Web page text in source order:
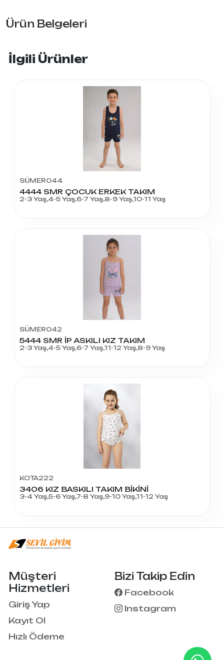
Ürün Belgeleri
İlgili Ürünler
SÜMER044
4444 SMR ÇOCUK ERKEK TAKIM
2-3 Yaş,4-5 Yaş,6-7 Yaş,8-9 Yaş,10-11 Yaş
SÜMER042
5444 SMR İP ASKILI KIZ TAKIM
2-3 Yaş,4-5 Yaş,6-7 Yaş,11-12 Yaş,8-9 Yaş
KOTA222
3406 KIZ BASKILI TAKIM BİKİNİ
3-4 Yaş,5-6 Yaş,7-8 Yaş,9-10 Yaş,11-12 Yaş
Müşteri
Hizmetleri
Giriş Yap
Kayıt Ol
Hızlı Ödeme
Bizi Takip Edin
Facebook
Instagram